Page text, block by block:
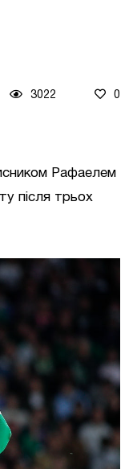
3022 0
Рафаелем
після трьох